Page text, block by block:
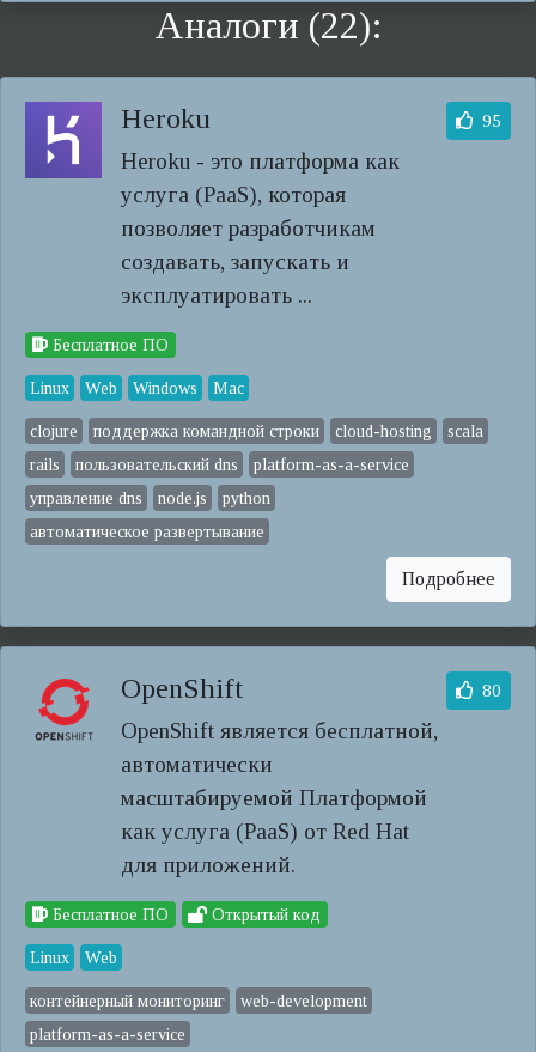
Аналоги (22):
Heroku
Heroku - это платформа как
услуга (PaaS), которая
позволяет разработчикам
создавать, запускать и
эксплуатировать ...
95
Бесплатное ПО
Linux Web Windows Mac
clojure поддержка командной строки cloud-hosting
scala
rails
пользовательский dns
platform-as-a-service
управление dns
node.js
python
автоматическое развертывание
Подробнее
OpenShift
OpenShift является бесплатной,
автоматически
масштабируемой Платформой
как услуга (PaaS) от Red Hat
для приложений.
80
Бесплатное ПО Открытый код
Linux Web
контейнерный мониторинг
web-development
platform-as-a-service